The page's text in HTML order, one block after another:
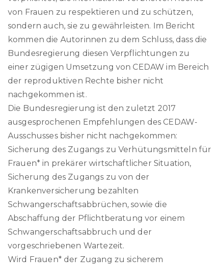
von Frauen zu respektieren und zu schützen,
sondern auch, sie zu gewährleisten. Im Bericht
kommen die Autorinnen zu dem Schluss, dass die
Bundesregierung diesen Verpflichtungen zu
einer zügigen Umsetzung von CEDAW im Bereich
der reproduktiven Rechte bisher nicht
nachgekommen ist.
Die Bundesregierung ist den zuletzt 2017
ausgesprochenen Empfehlungen des CEDAW-
Ausschusses bisher nicht nachgekommen:
Sicherung des Zugangs zu Verhütungsmitteln für
Frauen* in prekärer wirtschaftlicher Situation,
Sicherung des Zugangs zu von der
Krankenversicherung bezahlten
Schwangerschaftsabbrüchen, sowie die
Abschaffung der Pflichtberatung vor einem
Schwangerschaftsabbruch und der
vorgeschriebenen Wartezeit.
Wird Frauen* der Zugang zu sicherem